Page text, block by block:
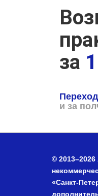
за
и за
©
«Санкт-